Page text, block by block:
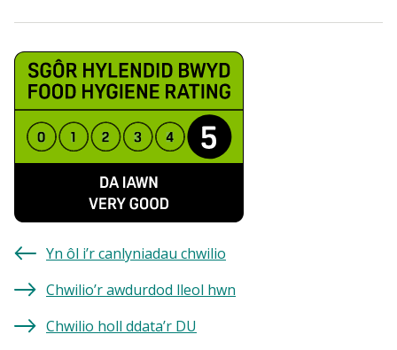
Yn ôl i’r canlyniadau chwilio
Chwilio’r awdurdod lleol hwn
Chwilio holl ddata’r DU